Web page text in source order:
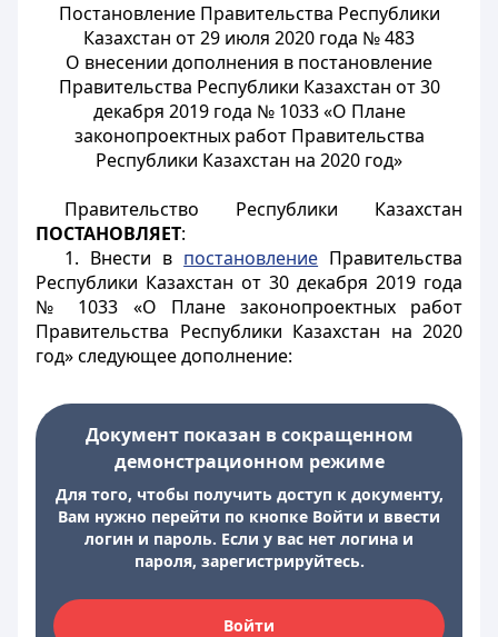
Постановление Правительства Республики
Казахстан от 29 июля 2020 года № 483
О внесении дополнения в постановление
Правительства Республики Казахстан от 30
декабря 2019 года № 1033 «О Плане
законопроектных работ Правительства
Республики Казахстан на 2020 год»
Правительство Республики Казахстан
ПОСТАНОВЛЯЕТ:
1. Внести в постановление Правительства
Республики Казахстан от 30 декабря 2019 года
№ 1033 «О Плане законопроектных работ
Правительства Республики Казахстан на 2020
год» следующее дополнение:
Документ показан в сокращенном
демонстрационном режиме
Для того, чтобы получить доступ к документу,
Вам нужно перейти по кнопке Войти и ввести
логин и пароль. Если у вас нет логина и
пароля, зарегистрируйтесь.
Войти